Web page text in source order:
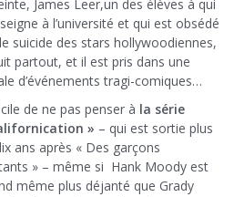
James Leer,un des élèves à qui
à l’université et qui est obsédé
suicide des stars hollywoodiennes,
partout, et il est pris dans une
d’événements tragi-comiques…
de ne pas penser à la série
» – qui est sortie plus
ans après « Des garçons
» – même si Hank Moody est
même plus déjanté que Grady